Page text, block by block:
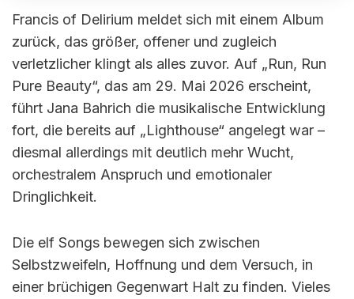
Francis of Delirium meldet sich mit einem Album
zurück, das größer, offener und zugleich
verletzlicher klingt als alles zuvor. Auf „Run, Run
Pure Beauty“, das am 29. Mai 2026 erscheint,
führt Jana Bahrich die musikalische Entwicklung
fort, die bereits auf „Lighthouse“ angelegt war –
diesmal allerdings mit deutlich mehr Wucht,
orchestralem Anspruch und emotionaler
Dringlichkeit.
Die elf Songs bewegen sich zwischen
Selbstzweifeln, Hoffnung und dem Versuch, in
einer brüchigen Gegenwart Halt zu finden. Vieles